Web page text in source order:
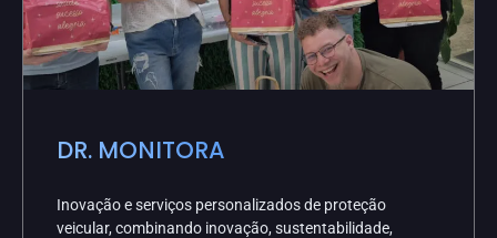
DR. MONITORA
Inovação e serviços personalizados de proteção
veicular, combinando inovação, sustentabilidade,